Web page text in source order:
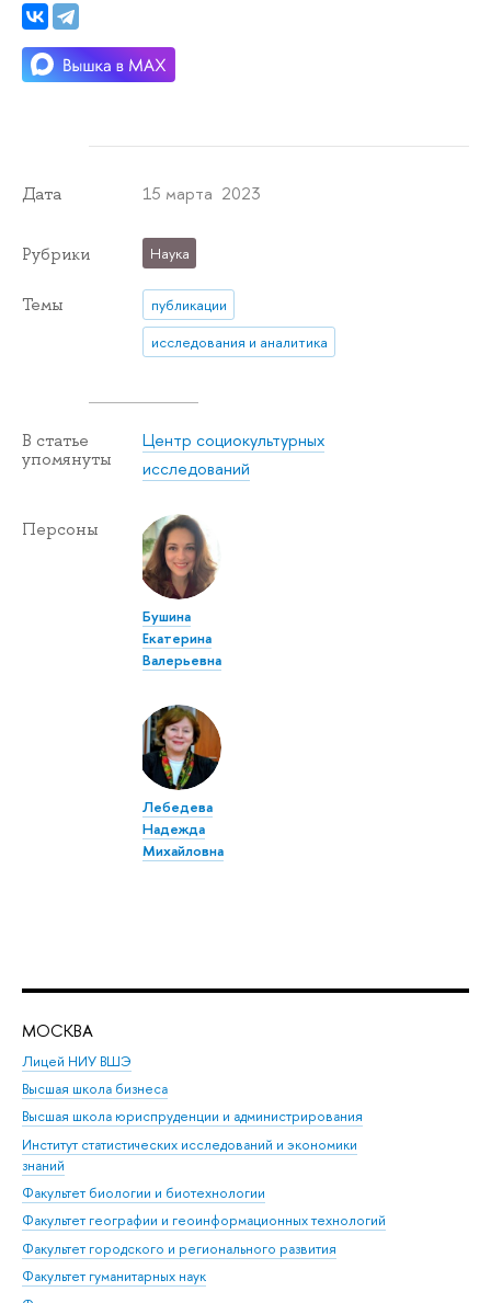
Дата 15 марта 2023
Рубрики Наука
Темы
публикации
исследования и аналитика
В статье
упомянуты
Центр социокультурных
исследований
Персоны
Бушина
Екатерина
Валерьевна
Лебедева
Надежда
Михайловна
МОСКВА
Лицей НИУ ВШЭ
Высшая школа бизнеса
Высшая школа юриспруденции и администрирования
Институт статистических исследований и экономики
знаний
Факультет биологии и биотехнологии
Факультет географии и геоинформационных технологий
Факультет городского и регионального развития
Факультет гуманитарных наук